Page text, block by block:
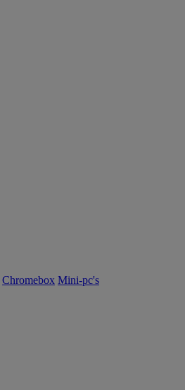
Chromebox Mini-pc's